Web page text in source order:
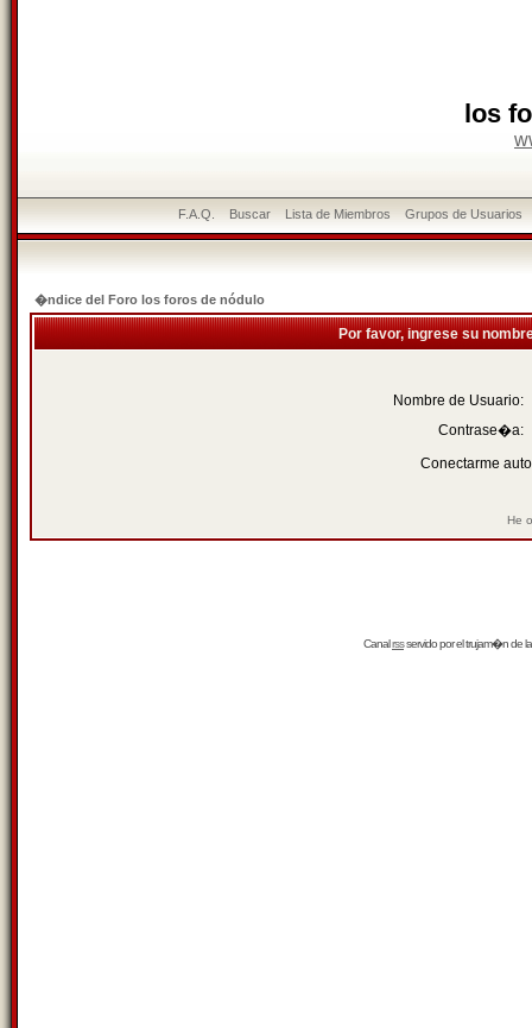
los
F.A.Q. Buscar Lista de Miembros Grupos de Usuarios
�ndice del Foro los foros de nódulo
Por favor, ingrese su
Nombre de Usuario:
Contrase�a:
Conectarme
He
Canalrssservido por eltrujam�nde